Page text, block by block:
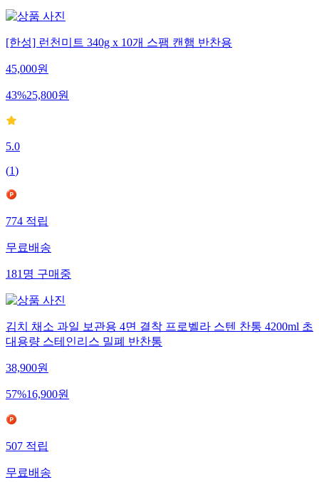
[한성] 런천미트 340g x 10개 스팸 캔햄 반찬용
45,000원
43%25,800원
5.0
(1)
774적립
무료배송
181명구매중
김치 채소 과일 보관용 4면 결착 프로벨라 스텐 찬통 4200ml 초
대용량 스테인리스 밀폐 반찬통
38,900원
57%16,900원
507적립
무료배송